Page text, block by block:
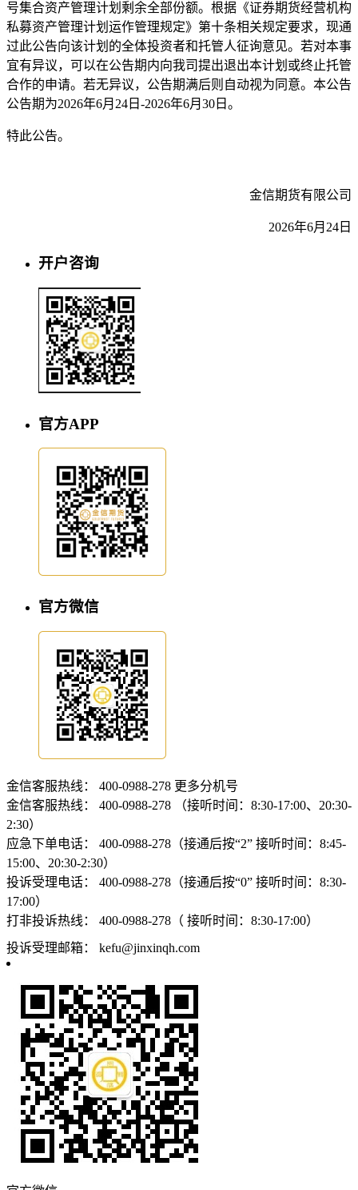
号集合资产管理计划剩余全部份额。根据《证券期货经营机构
私募资产管理计划运作管理规定》第十条相关规定要求，现通
过此公告向该计划的全体投资者和托管人征询意见。若对本事
宜有异议，可以在公告期内向我司提出退出本计划或终止托管
合作的申请。若无异议，公告期满后则自动视为同意。本公告
公告期为2026年6月24日-2026年6月30日。
特此公告。
金信期货有限公司
2026年6月24日
开户咨询
官方APP
官方微信
金信客服热线： 400-0988-278 更多分机号
金信客服热线：
400-0988-278 （接听时间：8:30-17:00、20:30-
2:30）
应急下单电话：
400-0988-278（接通后按“2” 接听时间：8:45-
15:00、20:30-2:30）
投诉受理电话：
400-0988-278（接通后按“0” 接听时间：8:30-
17:00）
打非投诉热线：
400-0988-278（ 接听时间：8:30-17:00）
投诉受理邮箱：
kefu@jinxinqh.com